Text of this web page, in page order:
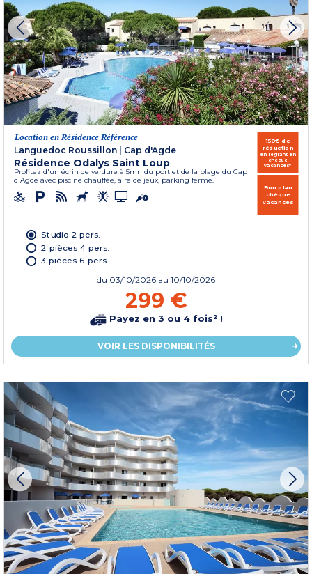
Location en Résidence Référence
Languedoc Roussillon | Cap d'Agde
Résidence Odalys Saint Loup
Profitez d'un écrin de verdure à 5mn du port et de la plage du Cap
d'Agde avec piscine chauffée, aire de jeux, parking fermé.
150€ de
réduction
en réglant en
chèque
vacances*
Bon plan
chèque
vacances
Studio 2 pers.
2 pièces 4 pers.
3 pièces 6 pers.
du 03/10/2026 au 10/10/2026
299 €
Payez en 3 ou 4 fois² !
VOIR LES DISPONIBILITÉS